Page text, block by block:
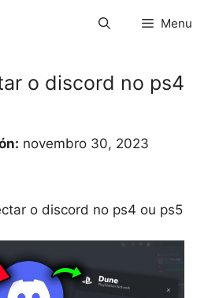
Menu
o discord no ps4
novembro 30, 2023
o discord no ps4 ou ps5